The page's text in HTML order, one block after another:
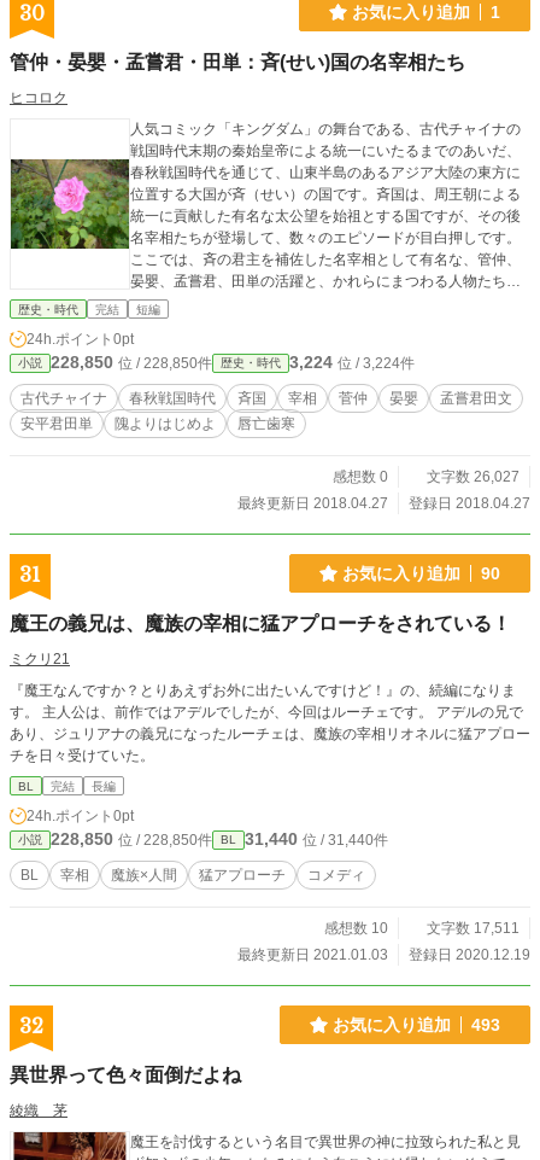
30 お気に入り追加 1
管仲・晏嬰・孟嘗君・田単：斉(せい)国の名宰相たち
ヒコロク
人気コミック「キングダム」の舞台である、古代チャイナの
戦国時代末期の秦始皇帝による統一にいたるまでのあいだ、
春秋戦国時代を通じて、山東半島のあるアジア大陸の東方に
位置する大国が斉（せい）の国です。斉国は、周王朝による
統一に貢献した有名な太公望を始祖とする国ですが、その後
名宰相たちが登場して、数々のエピソードが目白押しです。
ここでは、斉の君主を補佐した名宰相として有名な、管仲、
晏嬰、孟嘗君、田単の活躍と、かれらにまつわる人物たちの
言動を紹介しましょう。
歴史・時代 完結 短編
24h.ポイント 0pt
小説 228,850 位 / 228,850件 歴史・時代 3,224 位 / 3,224件
古代チャイナ 春秋戦国時代 斉国 宰相 菅仲 晏嬰
孟嘗君田文
安平君田単
隗よりはじめよ 唇亡歯寒
感想数 0
文字数 26,027
最終更新日 2018.04.27
登録日 2018.04.27
31 お気に入り追加 90
魔王の義兄は、魔族の宰相に猛アプローチをされている！
ミクリ21
『魔王なんですか？とりあえずお外に出たいんですけど！』の、続編になりま
す。 主人公は、前作ではアデルでしたが、今回はルーチェです。 アデルの兄で
あり、ジュリアナの義兄になったルーチェは、魔族の宰相リオネルに猛アプロー
チを日々受けていた。
BL 完結 長編
24h.ポイント 0pt
小説 228,850 位 / 228,850件 BL 31,440 位 / 31,440件
BL 宰相 魔族×人間 猛アプローチ コメディ
感想数 10
文字数 17,511
最終更新日 2021.01.03
登録日 2020.12.19
32 お気に入り追加 493
異世界って色々面倒だよね
綾織 茅
魔王を討伐するという名目で異世界の神に拉致られた私と見